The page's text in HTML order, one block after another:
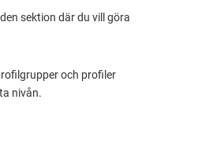
sektion där du vill göra
och profiler
nivån.